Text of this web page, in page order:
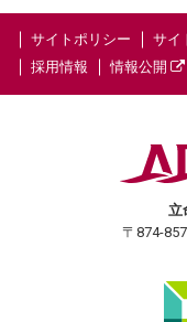
サイトポリシー サイ
採用情報
情報公開
立
〒874-